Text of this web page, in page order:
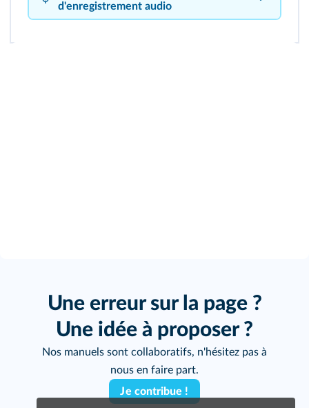
d'enregistrement audio
Une erreur sur la page ?
Une idée à proposer ?
Nos manuels sont collaboratifs, n'hésitez pas à
nous en faire part.
Je contribue !